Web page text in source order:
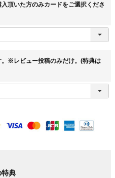
頂いた方のみカードをご選択くださ
※レビュー投稿のみだけ。(特典は
特典